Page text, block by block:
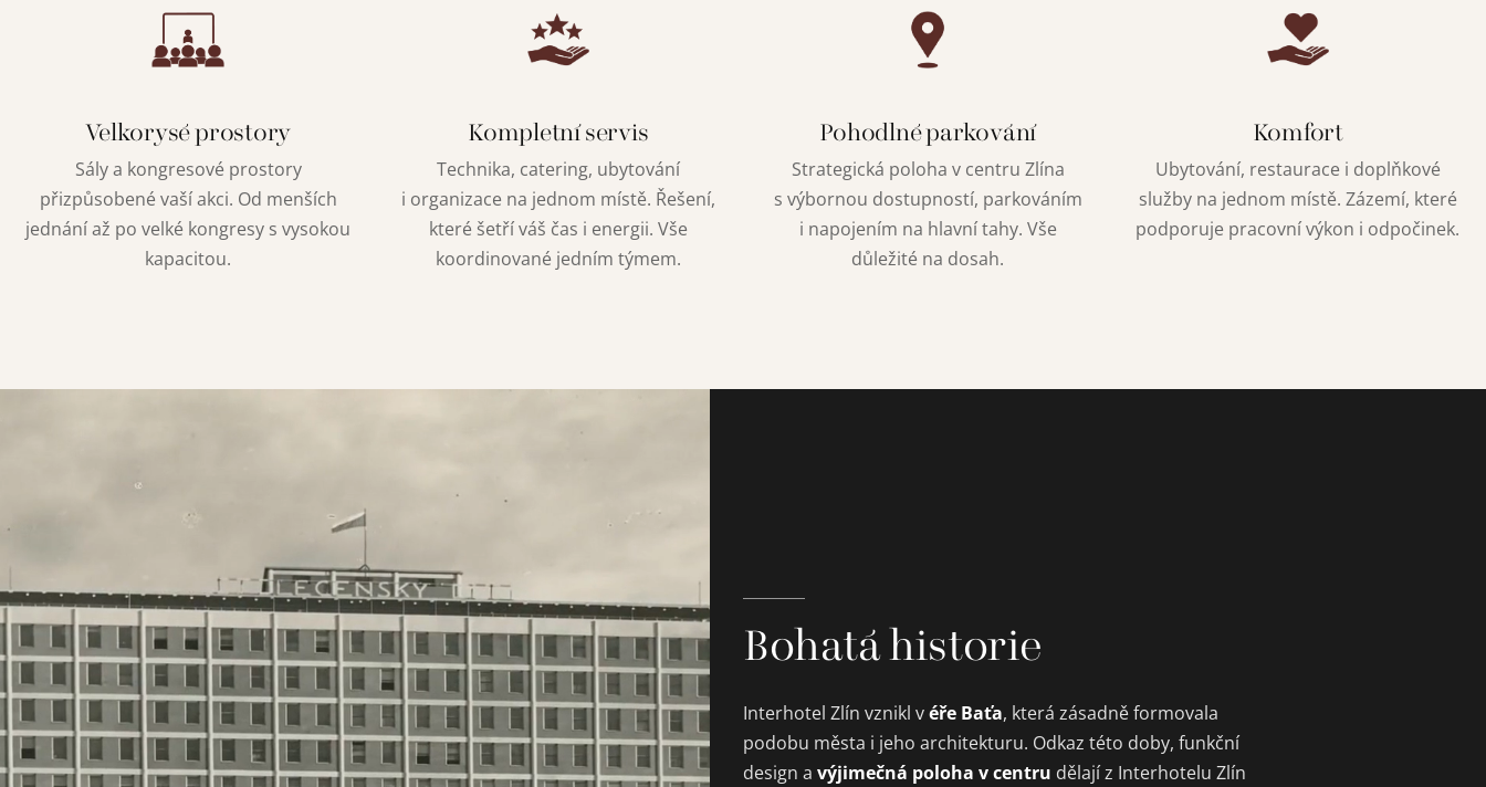
Velkorysé prostory
Sály a kongresové prostory
přizpůsobené vaší akci. Od menších
jednání až po velké kongresy s vysokou
kapacitou.
Kompletní servis
Technika, catering, ubytování
i organizace na jednom místě. Řešení,
které šetří váš čas i energii. Vše
koordinované jedním týmem.
Pohodlné parkování
Strategická poloha v centru Zlína
s výbornou dostupností, parkováním
i napojením na hlavní tahy. Vše
důležité na dosah.
Komfort
Ubytování, restaurace i doplňkové
služby na jednom místě. Zázemí, které
podporuje pracovní výkon i odpočinek.
Bohatá historie
Interhotel Zlín vznikl véře Baťa, která zásadně formovala
podobu města i jeho architekturu. Odkaz této doby, funkční
design a výjimečná poloha v centru dělají z Interhotelu Zlín